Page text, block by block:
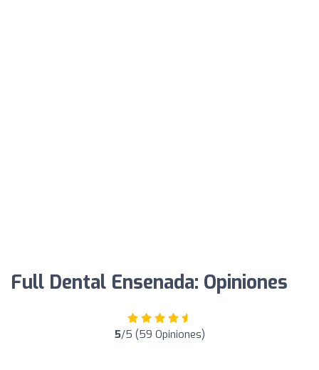
Full Dental Ensenada: Opiniones
5/5 (59 Opiniones)